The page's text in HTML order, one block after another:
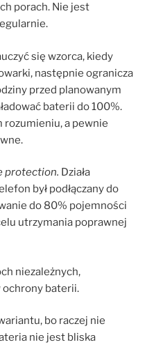
porach. Nie jest
się wzorca, kiedy
następnie ogranicza
przed planowanym
baterii do 100%.
rozumieniu, a pewnie
protection. Działa
był podłączany do
do 80% pojemności
utrzymania poprawnej
niezależnych,
baterii.
bo raczej nie
nie jest bliska